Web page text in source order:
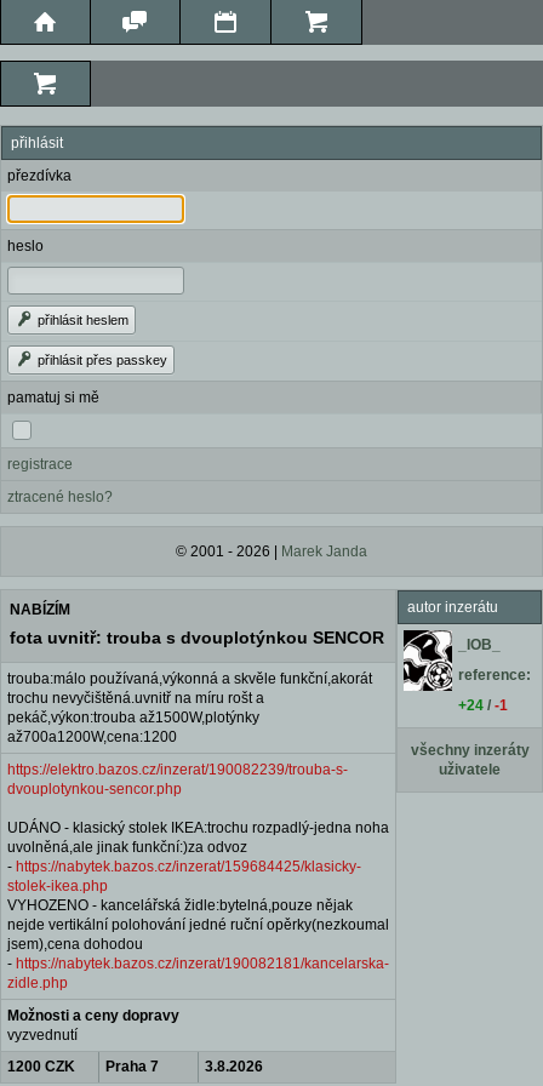
přihlásit
přezdívka
heslo
přihlásit heslem
přihlásit přes passkey
pamatuj si mě
registrace
ztracené heslo?
© 2001 - 2026 | Marek Janda
autor inzerátu
_IOB_
reference:
+24 / -1
všechny inzeráty
uživatele
NABÍZÍM
fota uvnitř: trouba s dvouplotýnkou SENCOR
trouba:málo používaná,výkonná a skvěle funkční,akorát
trochu nevyčištěná.uvnitř na míru rošt a
pekáč,výkon:trouba až1500W,plotýnky
až700a1200W,cena:1200
https://elektro.bazos.cz/inzerat/190082239/trouba-s-
dvouplotynkou-sencor.php
UDÁNO - klasický stolek IKEA:trochu rozpadlý-jedna noha
uvolněná,ale jinak funkční:)za odvoz
- https://nabytek.bazos.cz/inzerat/159684425/klasicky-
stolek-ikea.php
VYHOZENO - kancelářská židle:bytelná,pouze nějak
nejde vertikální polohování jedné ruční opěrky(nezkoumal
jsem),cena dohodou
- https://nabytek.bazos.cz/inzerat/190082181/kancelarska-
zidle.php
Možnosti a ceny dopravy
vyzvednutí
1200 CZK
Praha 7 3.8.2026